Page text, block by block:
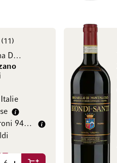
11
Chianti Rúfina DOCG
Italie
Luca Maroni 94/100